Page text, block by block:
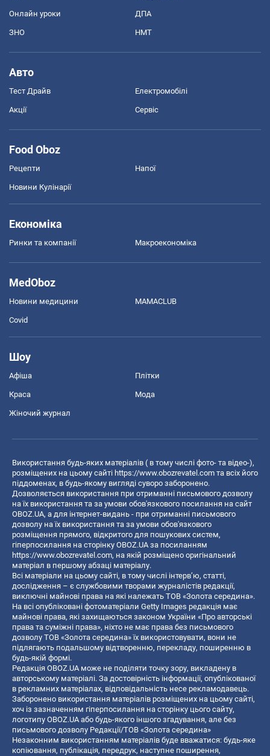
Онлайн уроки ДПА
ЗНО НМТ
Авто
Тест Драйв Електромобілі
Акції Сервіс
Food Oboz
Рецепти Напої
Новини Кулінарії
Економіка
Ринки та компанії Макроекономіка
MedOboz
Новини медицини MAMACLUB
Covid
Шоу
Афіша Плітки
Краса Мода
Жіночий журнал
Використання будь-яких матеріалів ( в тому числі фото- та відео-),
розміщених на цьому сайті https://www.obozrevatel.com та всіх його
піддоменах, в будь-якому вигляді суворо заборонено.
Дозволяється використання при отриманні письмового дозволу
на їх використання та за умови обов'язкового посилання на сайт
OBOZ.UA, а для інтернет-видань - при отриманні письмового
дозволу на їх використання та за умови обов'язкового
розміщення прямого, відкритого для пошукових систем,
гіперпосилання на сторінку OBOZ.UA за посиланням
https://www.obozrevatel.com, на якій розміщено оригінальний
матеріал в першому абзаці матеріалу.
Всі матеріали на цьому сайті, в тому числі інтерв’ю, статті,
дослідження – є службовими творами журналістів редакції,
виключні майнові права на які належать ТОВ «Золота середина».
На всі опубліковані фотоматеріали Getty Images редакція має
майнові права, які захищаються законом України «Про авторські
права та суміжні права», ніхто не має права без письмового
дозволу ТОВ «Золота середина» їх використовувати, вони не
підлягають подальшому відтворенню, перекладу, поширенню в
будь-якій формі.
Редакція OBOZ.UA може не поділяти точку зору, викладену в
авторському матеріалі. За достовірність інформації, опублікованої
в рекламних матеріалах, відповідальність несе рекламодавець.
Заборонено використання матеріалів розміщених на цьому сайті,
хоч із зазначенням гіперпосилання на сторінку цього сайту,
логотипу OBOZ.UA або будь-якого іншого згадування, але без
письмового дозволу Редакції/ТОВ «Золота середина»
Незаконним використанням матеріалів буде вважатися: будь-яке
копiювання, публiкацiя, передрук, наступне поширення,